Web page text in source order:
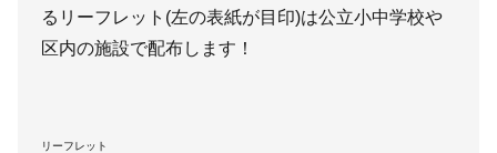
るリーフレット(左の表紙が目印)は公立小中学校や
区内の施設で配布します！
リーフレット